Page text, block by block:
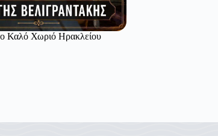
Καλό Χωριό Ηρακλείου